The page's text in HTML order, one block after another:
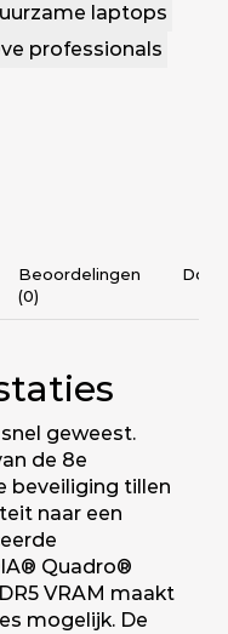
laptops
professionals
Beoordelingen
(0)
geweest.
de 8e
beveiliging tillen
naar een
Quadro®
VRAM maakt
mogelijk. De